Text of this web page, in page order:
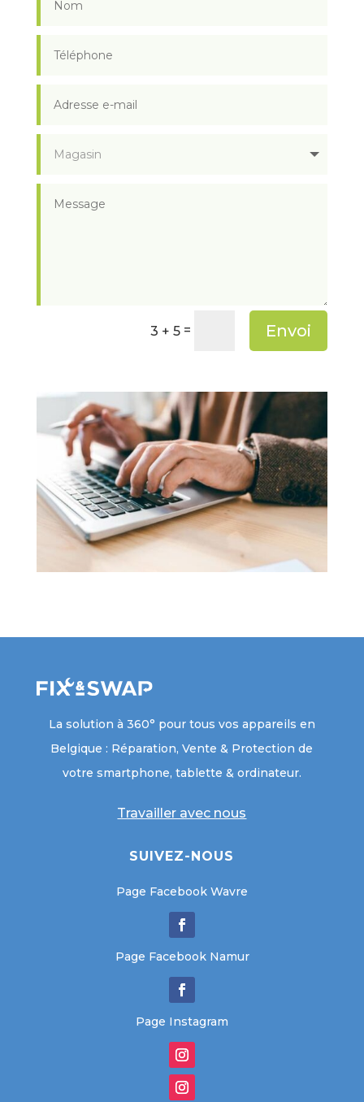
3 + 5 = Envoi
La solution à 360° pour tous vos appareils en
Belgique : Réparation, Vente & Protection de
votre smartphone, tablette & ordinateur.
Travailler avec nous
SUIVEZ-NOUS
Page Facebook Wavre
Page Facebook Namur
Page Instagram